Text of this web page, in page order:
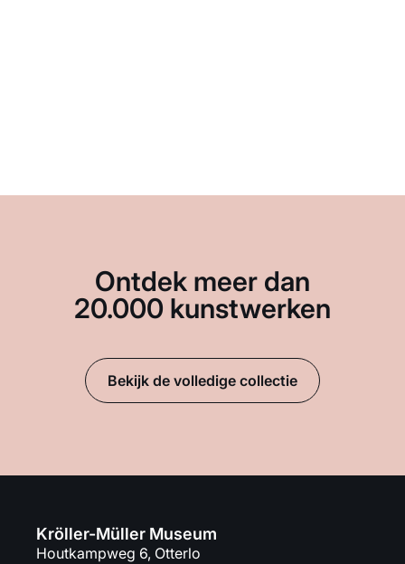
Ontdek meer dan
20.000 kunstwerken
Bekijk de volledige collectie
Kröller-Müller Museum
Houtkampweg 6, Otterlo